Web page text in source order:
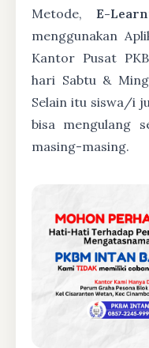
Metode,E-
menggunakan
Kantor Pusat
hari Sabtu &
Selain itu siswa/i
bisa mengulang
masing-masing.